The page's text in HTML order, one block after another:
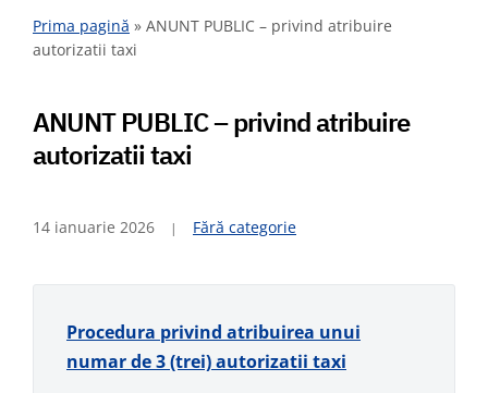
Prima pagină » ANUNT PUBLIC – privind atribuire
autorizatii taxi
ANUNT PUBLIC – privind atribuire
autorizatii taxi
14 ianuarie 2026 Fără categorie
Procedura privind atribuirea unui
numar de 3 (trei) autorizatii taxi